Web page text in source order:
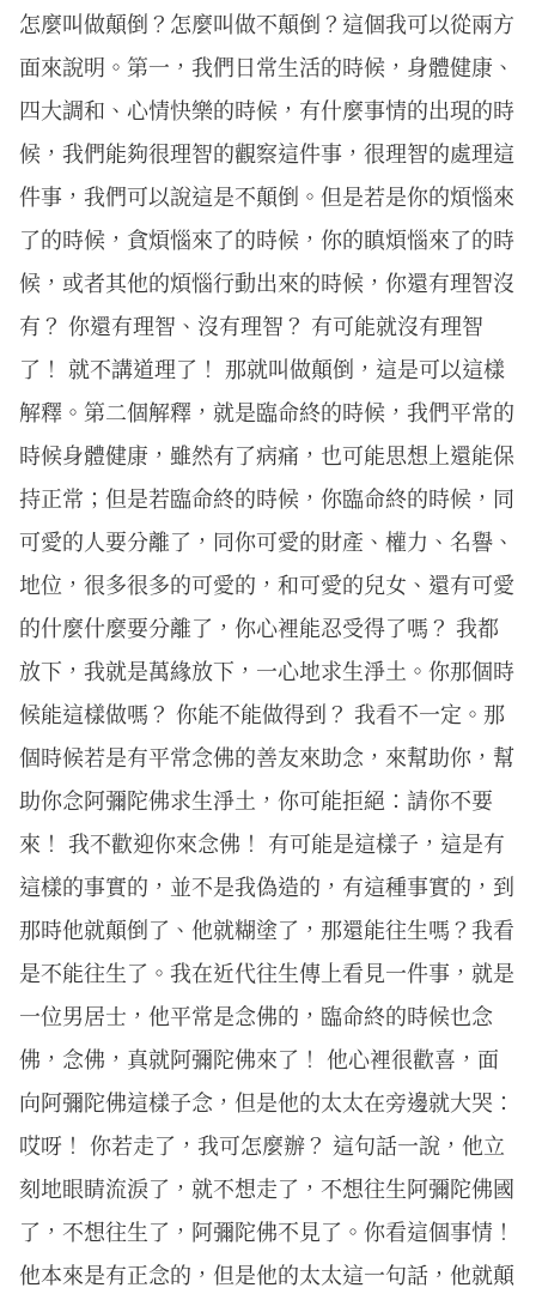
怎麼叫做顛倒？怎麼叫做不顛倒？這個我可以從兩方
面來說明。第一，我們日常生活的時候，身體健康、
四大調和、心情快樂的時候，有什麼事情的出現的時
候，我們能夠很理智的觀察這件事，很理智的處理這
件事，我們可以說這是不顛倒。但是若是你的煩惱來
了的時候，貪煩惱來了的時候，你的瞋煩惱來了的時
候，或者其他的煩惱行動出來的時候，你還有理智沒
有？ 你還有理智、沒有理智？ 有可能就沒有理智
了！ 就不講道理了！ 那就叫做顛倒，這是可以這樣
解釋。第二個解釋，就是臨命終的時候，我們平常的
時候身體健康，雖然有了病痛，也可能思想上還能保
持正常；但是若臨命終的時候，你臨命終的時候，同
可愛的人要分離了，同你可愛的財產、權力、名譽、
地位，很多很多的可愛的，和可愛的兒女、還有可愛
的什麼什麼要分離了，你心裡能忍受得了嗎？ 我都
放下，我就是萬緣放下，一心地求生淨土。你那個時
候能這樣做嗎？ 你能不能做得到？ 我看不一定。那
個時候若是有平常念佛的善友來助念，來幫助你，幫
助你念阿彌陀佛求生淨土，你可能拒絕：請你不要
來！ 我不歡迎你來念佛！ 有可能是這樣子，這是有
這樣的事實的，並不是我偽造的，有這種事實的，到
那時他就顛倒了、他就糊塗了，那還能往生嗎？我看
是不能往生了。我在近代往生傳上看見一件事，就是
一位男居士，他平常是念佛的，臨命終的時候也念
佛，念佛，真就阿彌陀佛來了！ 他心裡很歡喜，面
向阿彌陀佛這樣子念，但是他的太太在旁邊就大哭：
哎呀！ 你若走了，我可怎麼辦？ 這句話一說，他立
刻地眼睛流淚了，就不想走了，不想往生阿彌陀佛國
了，不想往生了，阿彌陀佛不見了。你看這個事情！
他本來是有正念的，但是他的太太這一句話，他就顛